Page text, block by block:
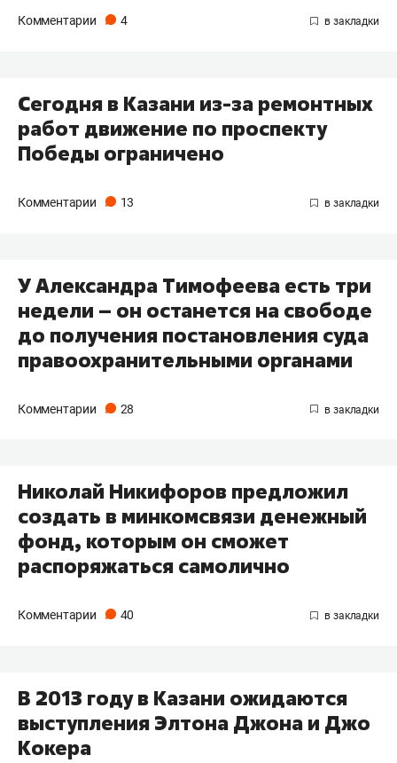
Комментарии 4
Сегодня в Казани из-за ремонтных
работ движение по проспекту
Победы ограничено
Комментарии 13
У Александра Тимофеева есть три
недели – он останется на свободе
до получения постановления суда
правоохранительными органами
Комментарии 28
Николай Никифоров предложил
создать в минкомсвязи денежный
фонд, которым он сможет
распоряжаться самолично
Комментарии 40
В 2013 году в Казани ожидаются
выступления Элтона Джона и Джо
Кокера